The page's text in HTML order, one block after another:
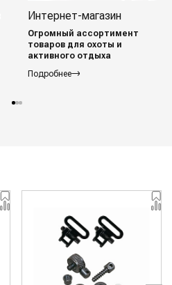
Интернет-магазин
Огромный ассортимент
товаров для охоты и
активного отдыха
Подробнее